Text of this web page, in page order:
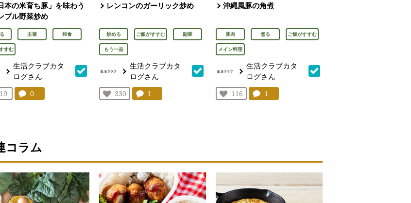
本の米育ち豚」を味わう
プル野菜炒め
主菜 和食
すむ
生活クラブカタ
ログさん
お気に入り登録：
19
人が登録
コメント：
0
レンコンのガーリック炒め
炒める ご飯がすすむ 副菜
もう一品
生活クラブカタ
ログさん
お気に入り登録：
330
人が登録
コメント：
1
沖縄風豚の角煮
豚肉 煮る ご飯がすすむ
メイン料理
生活クラブカタ
ログさん
お気に入り登録：
116
人が登録
コメント：
1
コラム